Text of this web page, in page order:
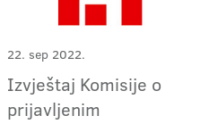
22. sep 2022.
Izvještaj Komisije o
prijavljenim